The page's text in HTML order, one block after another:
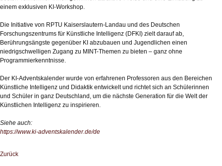
einem exklusiven KI-Workshop.
Die Initiative von RPTU Kaiserslautern-Landau und des Deutschen
Forschungszentrums für Künstliche Intelligenz (DFKI) zielt darauf ab,
Berührungsängste gegenüber KI abzubauen und Jugendlichen einen
niedrigschwelligen Zugang zu MINT-Themen zu bieten – ganz ohne
Programmierkenntnisse.
Der KI-Adventskalender wurde von erfahrenen Professoren aus den Bereichen
Künstliche Intelligenz und Didaktik entwickelt und richtet sich an Schülerinnen
und Schüler in ganz Deutschland, um die nächste Generation für die Welt der
Künstlichen Intelligenz zu inspirieren.
Siehe auch:
https://www.ki-adventskalender.de/de
Zurück